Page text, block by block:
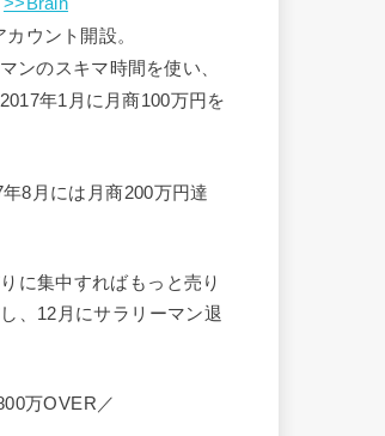
ウント開設。
ンのスキマ時間を使い、
年1月に月商100万円を
8月には月商200万円達
に集中すればもっと売り
、12月にサラリーマン退
万OVER／